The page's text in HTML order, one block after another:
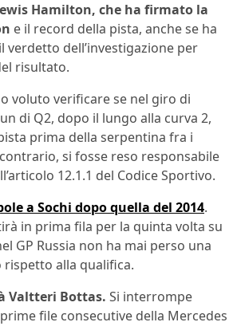
Hamilton, che ha firmato la
e il record della pista, anche se ha
verdetto dell’investigazione per
risultato.
voluto verificare se nel giro di
di Q2, dopo il lungo alla curva 2,
prima della serpentina fra i
si fosse reso responsabile
12.1.1 del Codice Sportivo.
a Sochi dopo quella del 2014.
in prima fila per la quinta volta su
GP Russia non ha mai perso una
rispetto alla qualifica.
Valtteri Bottas. Si interrompe
file consecutive della Mercedes